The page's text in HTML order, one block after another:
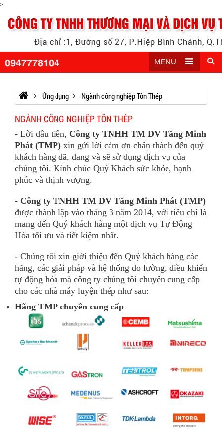
>
0947778104 MENU
Ứng dụng Ngành công nghiệp Tôn Thép
NGÀNH CÔNG NGHIỆP TÔN THÉP
- Lời đâu tiên, Công ty TNHH TM DV Tăng Minh
Phát (TMP) xin gửi lời cảm ơn chân thành đến quý
khách hàng đã, đang và sẽ sử dụng dịch vụ của
chúng tôi. Kính chúc Quý Khách sức khỏe, hạnh
phúc và thịnh vượng.
- Công ty TNHH TM DV Tăng Minh Phát (TMP)
được thành lập vào tháng 3 năm 2014, với tiêu chí là
mang đến Quý khách hàng một dịch vụ Tự Động
Hóa tối ưu và tiết kiệm nhất.
- Chúng tôi xin giới thiệu đến Quý khách hàng các
hãng, các giải pháp và hệ thống đo lường, điều khiển
tự động hóa mà công ty chúng tôi chuyên cung cấp
cho các nhà máy luyện thép như sau:
Hãng TMP chuyên cung cấp